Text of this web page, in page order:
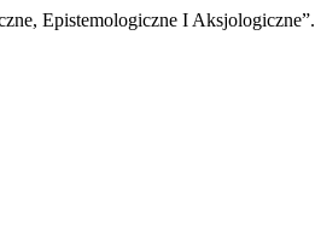
Epistemologiczne I Aksjologiczne”.